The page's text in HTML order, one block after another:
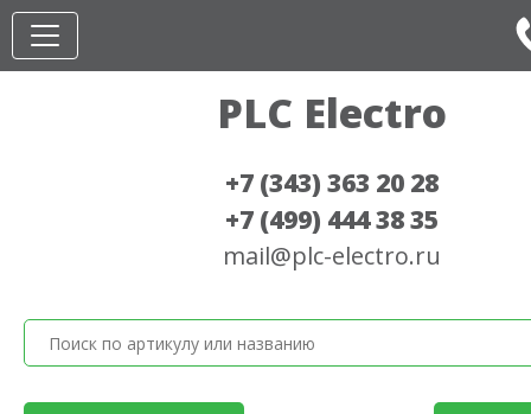
PLC Electro
+7 (343) 363 20 28
+7 (499) 444 38 35
mail@plc-electro.ru